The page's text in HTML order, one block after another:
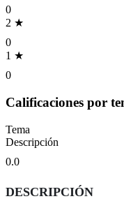
0
2 ★
0
1 ★
0
Calificaciones por
Tema
Descripción
0.0
DESCRIPCIÓN